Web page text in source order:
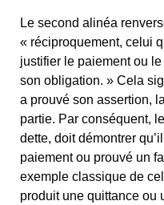
Le second alinéa
« réciproquement, celui
justifier le paiement ou
son obligation. » Cela
a prouvé son assertion,
partie. Par conséquent,
dette, doit démontrer
paiement ou prouvé un
exemple classique de
produit une quittance ou